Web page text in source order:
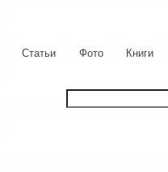
Статьи Фото Книги